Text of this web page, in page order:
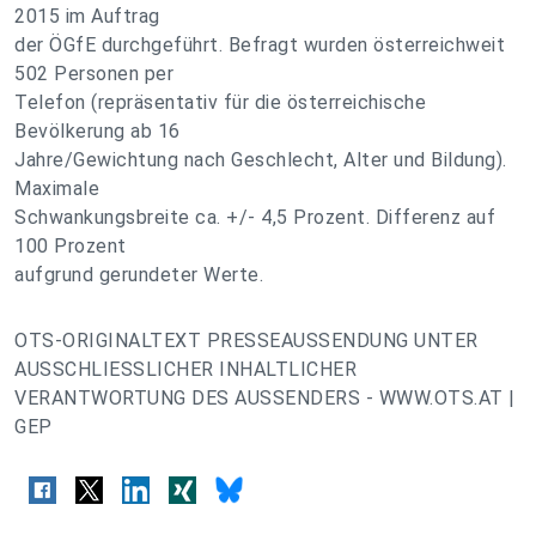
2015 im Auftrag
der ÖGfE durchgeführt. Befragt wurden österreichweit
502 Personen per
Telefon (repräsentativ für die österreichische
Bevölkerung ab 16
Jahre/Gewichtung nach Geschlecht, Alter und Bildung).
Maximale
Schwankungsbreite ca. +/- 4,5 Prozent. Differenz auf
100 Prozent
aufgrund gerundeter Werte.
OTS-ORIGINALTEXT PRESSEAUSSENDUNG UNTER
AUSSCHLIESSLICHER INHALTLICHER
VERANTWORTUNG DES AUSSENDERS - WWW.OTS.AT |
GEP